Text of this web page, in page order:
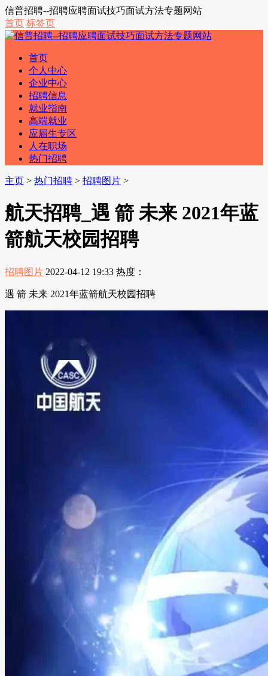
信普招聘--招聘应聘面试技巧面试方法专题网站
首页 标签页
首页
个人中心
企业中心
招聘信息
就业指南
高端就业
应届生专区
人在职场
热门招聘
主页 > 热门招聘 > 招聘图片 >
航天招聘_遇 箭 未来 2021年蓝
箭航天校园招聘
招聘图片 2022-04-12 19:33 热度：
遇 箭 未来 2021年蓝箭航天校园招聘